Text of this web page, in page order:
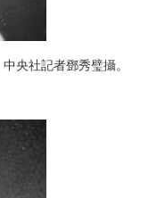
央社記者鄧秀璧攝。